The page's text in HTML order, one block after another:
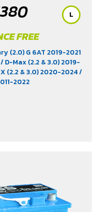
FREE
(2.0) G 6AT 2019-2021
/ D-Max (2.2 & 3.0) 2019-
(2.2 & 3.0) 2020-2024/
2022
L